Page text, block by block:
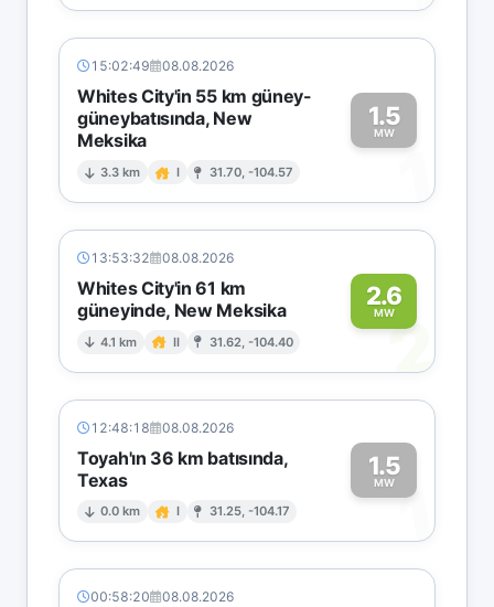
15:02:49 08.08.2026
Whites City'in 55 km güney-
güneybatısında, New
Meksika
3.3 km I 31.70, -104.57
1.5
MW
1
13:53:32 08.08.2026
Whites City'in 61 km
güneyinde, New Meksika
4.1 km II 31.62, -104.40
2.6
MW2
12:48:18 08.08.2026
Toyah'ın 36 km batısında,
Texas
0.0 km I 31.25, -104.17
1.5
MW1
00:58:20 08.08.2026